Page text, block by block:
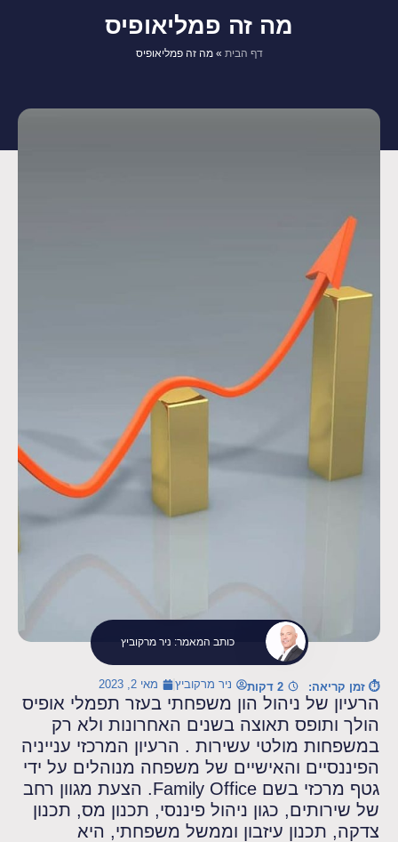
מה זה פמליאופיס
דף הבית »מה זה פמליאופיס
כותב המאמר: ניר מרקוביץ
⏱ זמן קריאה: ניר מרקוביץ מאי 2, 2023
הרעיון של ניהול הון משפחתי בעזר תפמלי אופיס
הולך ותופס תאוצה בשנים האחרונות ולא רק
במשפחות מולטי עשירות . הרעיון המרכזי ענייניה
הפיננסיים והאישיים של משפחה מנוהלים על ידי
גטף מרכזי בשם Family Office. הצעת מגוון רחב
של שירותים, כגון ניהול פיננסי, תכנון מס, תכנון
צדקה, תכנון עיזבון וממשל משפחתי, היא